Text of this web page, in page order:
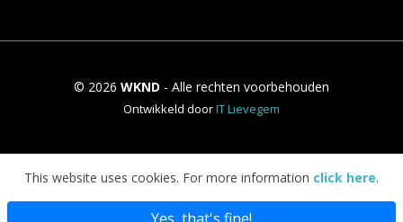
© 2026 WKND - Alle rechten voorbehouden
Ontwikkeld doorIT Lievegem
This website uses cookies. For more information click here.